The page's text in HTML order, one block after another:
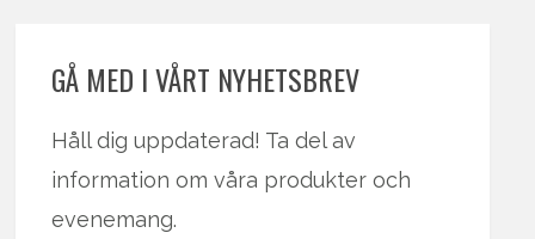
GÅ MED I VÅRT NYHETSBREV
Håll dig uppdaterad! Ta del av
information om våra produkter och
evenemang.